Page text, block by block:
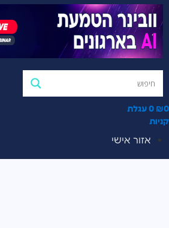
₪0
0 עגלת
קניות
אזור אישי